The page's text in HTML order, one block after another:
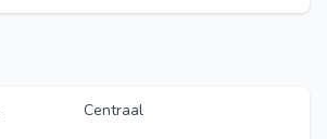
Centraal